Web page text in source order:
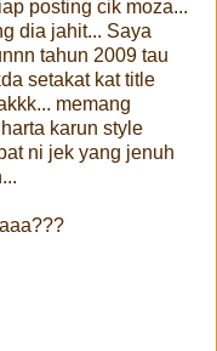
posting cik moza...
dia jahit... Saya
tahun 2009 tau
setakat kat title
memang
karun style
ni jek yang jenuh